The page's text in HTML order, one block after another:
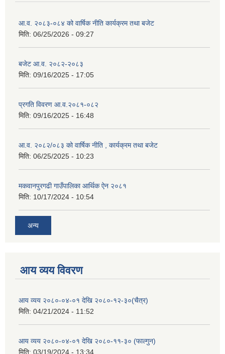
आ.व. २०८३-०८४ को वार्षिक नीति कार्यक्रम तथा बजेट
मिति: 06/25/2026 - 09:27
बजेट आ.व. २०८२-२०८३
मिति: 09/16/2025 - 17:05
प्रगति विवरण आ.व.२०८१-०८२
मिति: 09/16/2025 - 16:48
आ.व. २०८२/०८३ को वार्षिक नीति , कार्यक्रम तथा बजेट
मिति: 06/25/2025 - 10:23
मकवानपुरगढी गाउँपालिका आर्थिक ‌‌‌ऐन २०८१
मिति: 10/17/2024 - 10:54
अन्य
आय व्यय विवरण
आय व्यय २०८०-०४-०१ देखि २०८०-१२-३०(चैत्र)
मिति: 04/21/2024 - 11:52
आय व्यय २०८०-०४-०१ देखि २०८०-११-३० (फाल्गुन)
मिति: 03/19/2024 - 13:34